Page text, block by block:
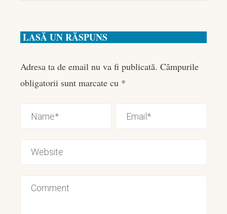
LASĂ UN RĂSPUNS
Adresa ta de email nu va fi publicată. Câmpurile
obligatorii sunt marcate cu *